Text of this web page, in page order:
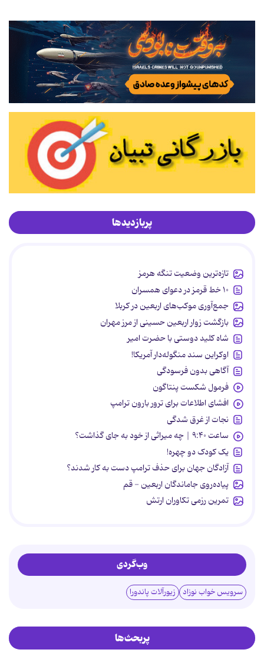
پربازدیدها
تازه‌ترین وضعیت تنگه هرمز
۱۰ خط قرمز در دعوای همسران
جمع‌آوری موکب‌های اربعین در کربلا
بازگشت زوار اربعین حسینی از مرز مهران
شاه کلید دوستی با حضرت امیر
اوکراین سند منگوله‌دار آمریکا!
آگاهی بدون فرسودگی
فرمول شکست پنتاگون
افشای اطلاعات برای ترور بارون ترامپ
نجات از غرق شدگی
ساعت ۹:۴۰ | چه میراثی از خود به جای گذاشت؟
یک کودک دو چهره!
آزادگان جهان برای حذف ترامپ دست به کار شدند؟
پیاده‌روی جاماندگان اربعین - قم
تمرین رزمی تکاوران ارتش
وب‌گردی
سرویس خواب نوزاد زیورآلات پاندورا
پربحث‌ها